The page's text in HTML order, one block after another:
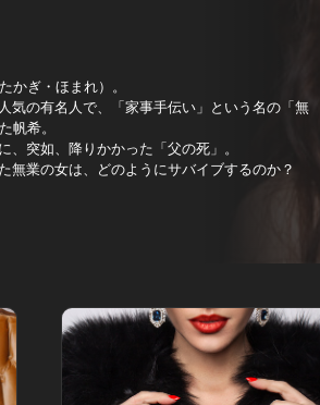
かぎ・ほまれ）。
気の有名人で、「家事手伝い」という名の「無
帆希。
突如、降りかかった「父の死」。
無業の女は、どのようにサバイブするのか？